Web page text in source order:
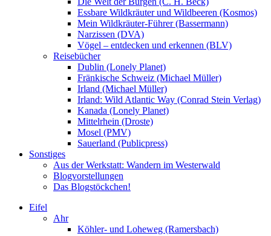
Essbare Wildkräuter und Wildbeeren (Kosmos)
Mein Wildkräuter-Führer (Bassermann)
Narzissen (DVA)
Vögel – entdecken und erkennen (BLV)
Reisebücher
Dublin (Lonely Planet)
Fränkische Schweiz (Michael Müller)
Irland (Michael Müller)
Irland: Wild Atlantic Way (Conrad Stein Verlag)
Kanada (Lonely Planet)
Mittelrhein (Droste)
Mosel (PMV)
Sauerland (Publicpress)
Sonstiges
Aus der Werkstatt: Wandern im Westerwald
Blogvorstellungen
Das Blogstöckchen!
Eifel
Ahr
Köhler- und Loheweg (Ramersbach)